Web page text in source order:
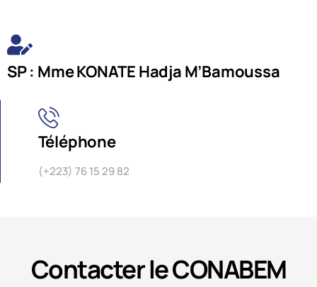
SP : Mme KONATE Hadja M’Bamoussa
Téléphone
(+223) 76 15 29 82
Contacter le CONABEM